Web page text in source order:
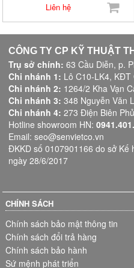
Liên hệ
CÔNG TY CP KỸ THUẬT
Trụ sở chính: 63 Cầu Diễn, p.
Chi nhánh 1: Lô C10-LK4, KĐT
Chi nhánh 2: 1264/2 Kha Vạn
Chi nhánh 3:348 Nguyễn Văn
Chi nhánh 4:273 Điện Biên
Hotline showroom HN:
Email: seo@senvietco.vn
ĐKKD số 0107901166 do sở Kế
ngày 28/6/2017
CHÍNH SÁCH
Chính sách bảo mật thông tin
Chính sách đổi trả hàng
Chính sách bảo hành
Sứ mệnh phát triển